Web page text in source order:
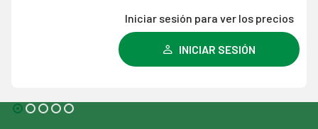
Iniciar sesión para ver los precios
INICIAR SESIÓN